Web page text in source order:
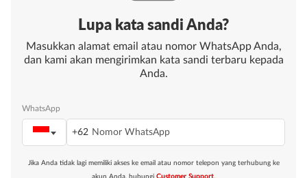
Lupa kata sandi Anda?
Masukkan alamat email atau nomor WhatsApp Anda,
dan kami akan mengirimkan kata sandi terbaru kepada
Anda.
WhatsApp
+62
Jika Anda tidak lagi memiliki akses ke email atau nomor telepon yang terhubung ke
akun Anda, hubungi Customer Support.